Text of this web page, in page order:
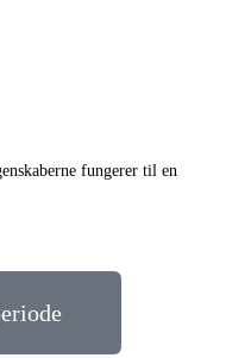
fungerer til en